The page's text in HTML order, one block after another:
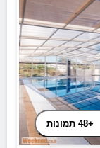
+48 תמונות